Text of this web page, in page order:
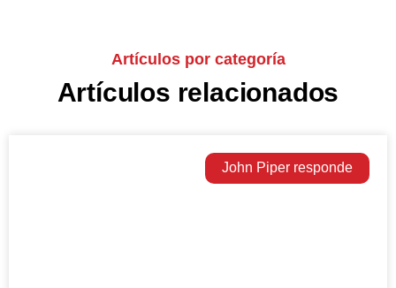
Artículos por categoría
Artículos relacionados
John Piper responde